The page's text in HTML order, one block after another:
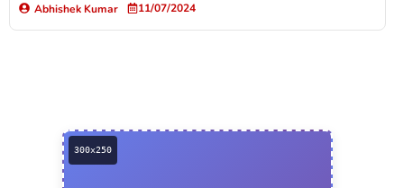
Abhishek Kumar 11/07/2024